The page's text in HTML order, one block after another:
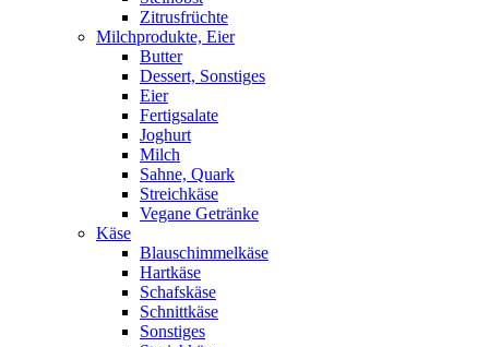
Zitrusfrüchte
Milchprodukte, Eier
Butter
Dessert, Sonstiges
Eier
Fertigsalate
Joghurt
Milch
Sahne, Quark
Streichkäse
Vegane Getränke
Käse
Blauschimmelkäse
Hartkäse
Schafskäse
Schnittkäse
Sonstiges